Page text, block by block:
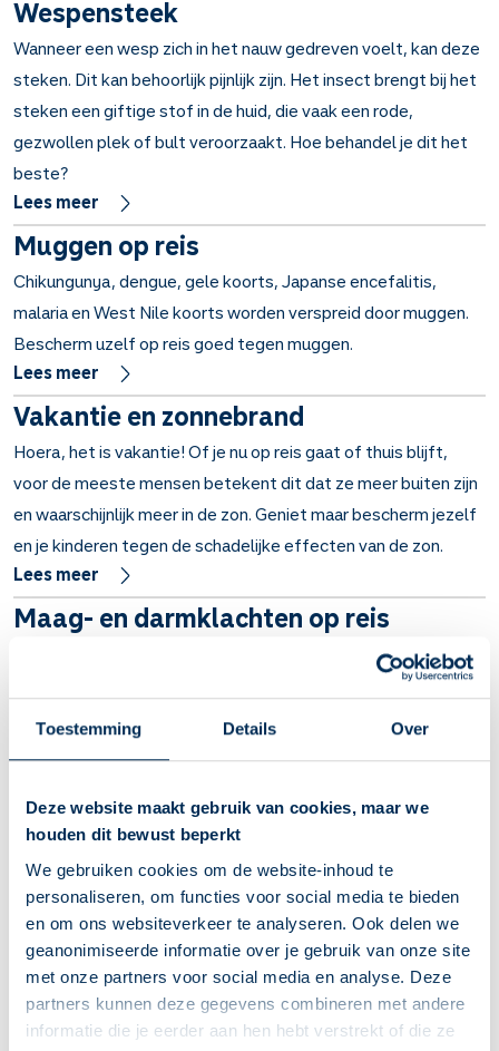
Toestemming Details Over
Deze website maakt gebruik van cookies, maar we
houden dit bewust beperkt
We gebruiken cookies om de website-inhoud te
personaliseren, om functies voor social media te bieden
en om ons websiteverkeer te analyseren. Ook delen we
geanonimiseerde informatie over je gebruik van onze site
met onze partners voor social media en analyse. Deze
partners kunnen deze gegevens combineren met andere
informatie die je eerder aan hen hebt verstrekt of die ze
Wespensteek
Wanneer een wesp zich in het nauw gedreven voelt, kan deze
steken. Dit kan behoorlijk pijnlijk zijn. Het insect brengt bij het
steken een giftige stof in de huid, die vaak een rode,
gezwollen plek of bult veroorzaakt. Hoe behandel je dit het
beste?
Lees meer
Muggen op reis
Chikungunya, dengue, gele koorts, Japanse encefalitis,
malaria en West Nile koorts worden verspreid door muggen.
Bescherm uzelf op reis goed tegen muggen.
Lees meer
Vakantie en zonnebrand
Hoera, het is vakantie! Of je nu op reis gaat of thuis blijft,
voor de meeste mensen betekent dit dat ze meer buiten zijn
en waarschijnlijk meer in de zon. Geniet maar bescherm jezelf
en je kinderen tegen de schadelijke effecten van de zon.
Lees meer
Maag- en darmklachten op reis
Maag- en darmklachten zijn enorm vervelend, zeker wanneer
je op reis bent. Met een aantal voorzorgsmaatregelen kun je
als je dan toch last krijgt, ben je er met de juiste aanpak
Lees meer
Veilig eten en drinken op reis
Met een aantal voorzorgsmaatregelen kunt u de kans op
maag- en darmklachten op reis flink verkleinen. En als u toch
last krijgt, kunt u er met de juiste aanpak redelijk snel weer
vanaf zijn. Hoe u veilig eet en drinkt op reis leest u hier.
Lees meer